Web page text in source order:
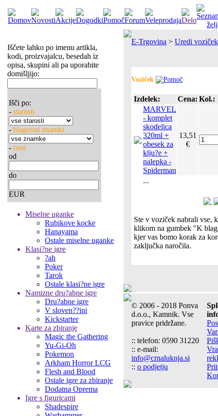
Iščete lahko po imenu artikla,
kodi, proizvajalcu, besedah iz
opisa, skupini ali pa uporabite
domišljijo:
Išči po:
- starosti
- blagovni znamki
- ceni
od
do
EUR
Miselne uganke
Rubikove kocke
Hanayama
Ostale miselne uganke
Klasi?ne igre
?ah
Poker
Tarok
Ostale klasi?ne igre
Namizne dru?abne igre
Dru?abne igre
V sloven??ini
Kickstarter
Karte za zbiranje
Magic the Gathering
Yu-Gi-Oh
Pokemon
Arkham Horror LCG
Flesh and Blood
Ostale igre za zbiranje
Dodatna Oprema
Igre s figuricami
Shadespire
E-Trgovina > Uredi voziček
Voziček
Izdelek: Cena: Kol.:
MARVEL
- komplet
skodelica
320ml +
obesek za
klju?e +
nalepka -
Spiderman
13,51
€
...
Ste v voziček nabrali vse,
klikom na gumbek "K
kjer vas bomo korak za
zaključka naročila.
© 2006 - 2018 Ponva
d.o.o., Kamnik. Vse
pravice pridržane.
:: telefon: 0590 31220
:: e-mail:
info@crnaluknja.si
:: o podjetju